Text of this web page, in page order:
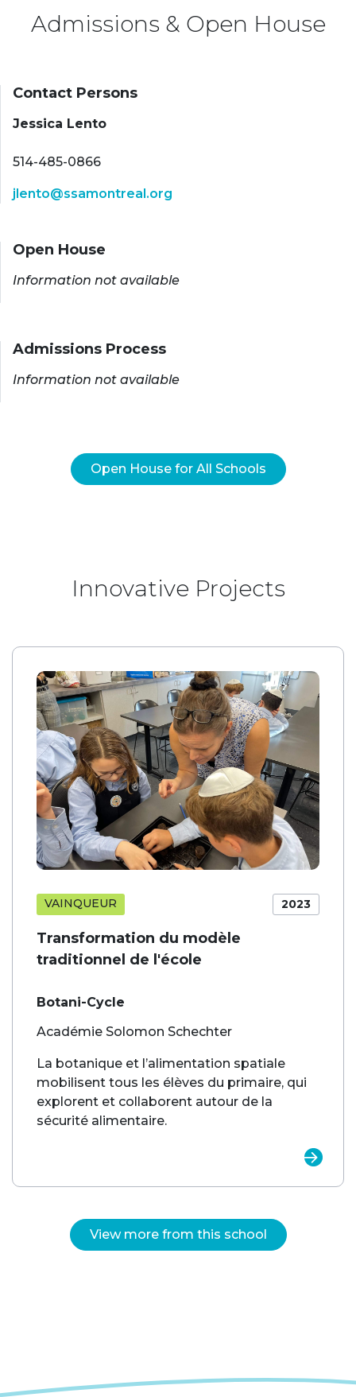
Admissions & Open House
Contact Persons
Jessica Lento
514-485-0866
jlento@ssamontreal.org
Open House
Information not available
Admissions Process
Information not available
Open House for All Schools
Innovative Projects
2023
VAINQUEUR
Transformation du modèle
traditionnel de l'école
Botani-Cycle
Académie Solomon Schechter
La botanique et l’alimentation spatiale
mobilisent tous les élèves du primaire, qui
explorent et collaborent autour de la
sécurité alimentaire.
View more from this school